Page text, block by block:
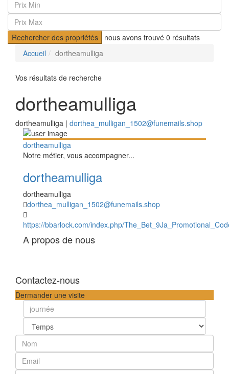
Rechercher des propriétés nous avons trouvé 0 résultats
Accueil
dortheamulliga
Vos résultats de recherche
dortheamulliga
dortheamulliga | dorthea_mulligan_1502@funemails.shop
dortheamulliga
Notre métier, vous accompagner...
dortheamulliga
dortheamulliga
dorthea_mulligan_1502@funemails.shop
https://bbarlock.com/index.php/
A propos de nous
Contactez-nous
Dermander une visite